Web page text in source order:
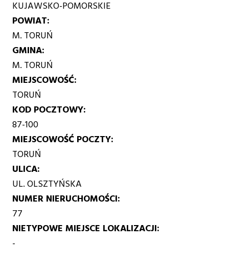
KUJAWSKO-POMORSKIE
POWIAT
M. TORUŃ
GMINA
M. TORUŃ
MIEJSCOWOŚĆ
TORUŃ
KOD POCZTOWY
87-100
MIEJSCOWOŚĆ POCZTY
TORUŃ
ULICA
UL. OLSZTYŃSKA
NUMER NIERUCHOMOŚCI
77
NIETYPOWE MIEJSCE LOKALIZACJI
-